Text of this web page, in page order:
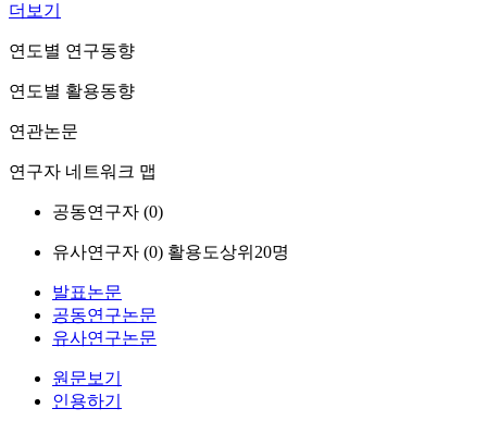
더보기
연도별 연구동향
연도별 활용동향
연관논문
연구자 네트워크 맵
공동연구자 (0)
유사연구자 (0) 활용도상위20명
발표논문
공동연구논문
유사연구논문
원문보기
인용하기